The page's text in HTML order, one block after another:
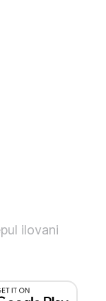
ilovani